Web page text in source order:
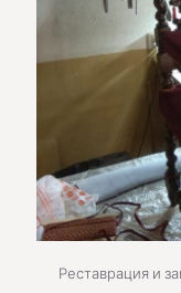
Реставрация и